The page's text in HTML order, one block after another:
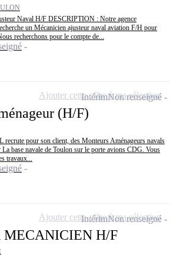
Naval H/F DESCRIPTION : Notre agence
un Mécanicien ajusteur naval aviation F/H pour
recherchons pour le compte de...
(H/F)
pour son client, des Monteurs Aménageurs navals
base navale de Toulon sur le porte avions CDG. Vous
travaux...
IntérimNon renseigné
Ajouter cette offre à ma sélection
MECANICIEN H/F
IntérimNon renseigné
Ajouter cette offre à ma sélection